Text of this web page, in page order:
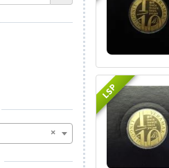
LSP